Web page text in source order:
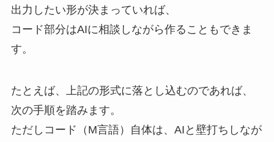
出力したい形が決まっていれば、
コード部分はAIに相談しながら作ることもできま
す。
たとえば、上記の形式に落とし込むのであれば、
次の手順を踏みます。
ただしコード（M言語）自体は、AIと壁打ちしなが